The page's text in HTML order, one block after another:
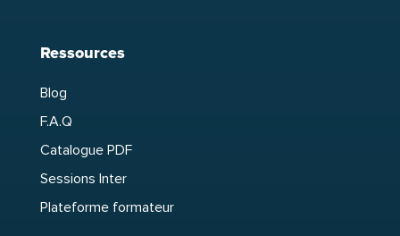
Ressources
Blog
F.A.Q
Catalogue PDF
Sessions Inter
Plateforme formateur